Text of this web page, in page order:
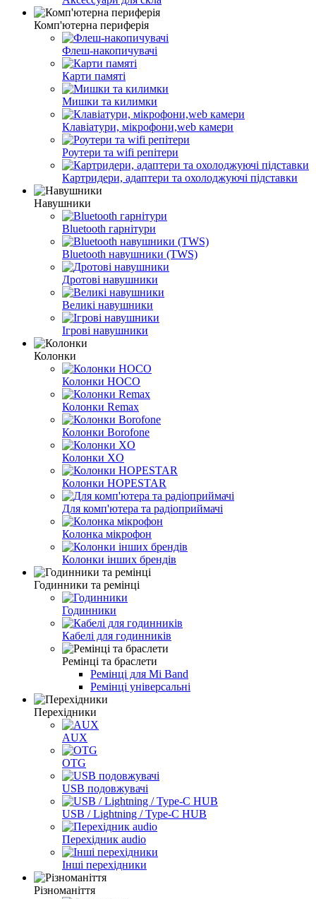
Комп'ютерна периферія
Флеш-накопичувачі
Карти памяті
Мишки та килимки
Клавіатури, мікрофони,web камери
Роутери та wifi репітери
Картридери, адаптери та охолоджуючі підставки
Навушники
Bluetooth гарнітури
Bluetooth навушники (TWS)
Дротові навушники
Великі навушники
Ігрові навушники
Колонки
Колонки HOCO
Колонки Remax
Колонки Borofone
Колонки XO
Колонки HOPESTAR
Для комп'ютера та радіоприймачі
Колонка мікрофон
Колонки інших брендів
Годинники та ремінці
Годинники
Кабелі для годинників
Ремінці та браслети
Ремінці для Mi Band
Ремінці універсальні
Перехідники
AUX
OTG
USB подовжувачі
USB / Lightning / Type-C HUB
Перехідник audio
Інші перехідники
Різноманіття